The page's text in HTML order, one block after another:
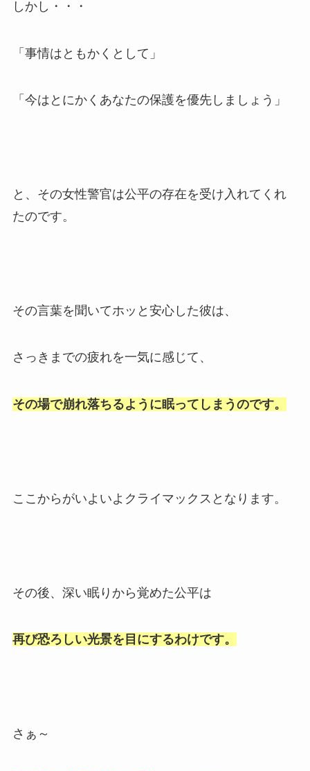
しかし・・・
「事情はともかくとして」
「今はとにかくあなたの保護を優先しましょう」
と、その女性警官は公平の存在を受け入れてくれ
たのです。
その言葉を聞いてホッと安心した彼は、
さっきまでの疲れを一気に感じて、
その場で崩れ落ちるように眠ってしまうのです。
ここからがいよいよクライマックスとなります。
その後、深い眠りから覚めた公平は
再び恐ろしい光景を目にするわけです。
さぁ～